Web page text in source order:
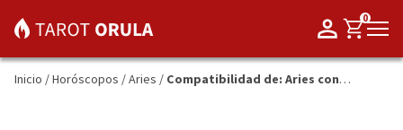
0
Inicio /Horóscopos /Aries / Compatibilidad de: Aries con